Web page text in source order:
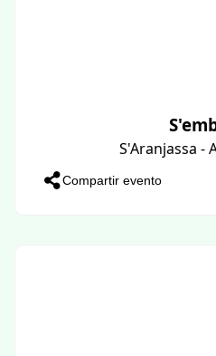
S'Aranjassa -
Compartir evento